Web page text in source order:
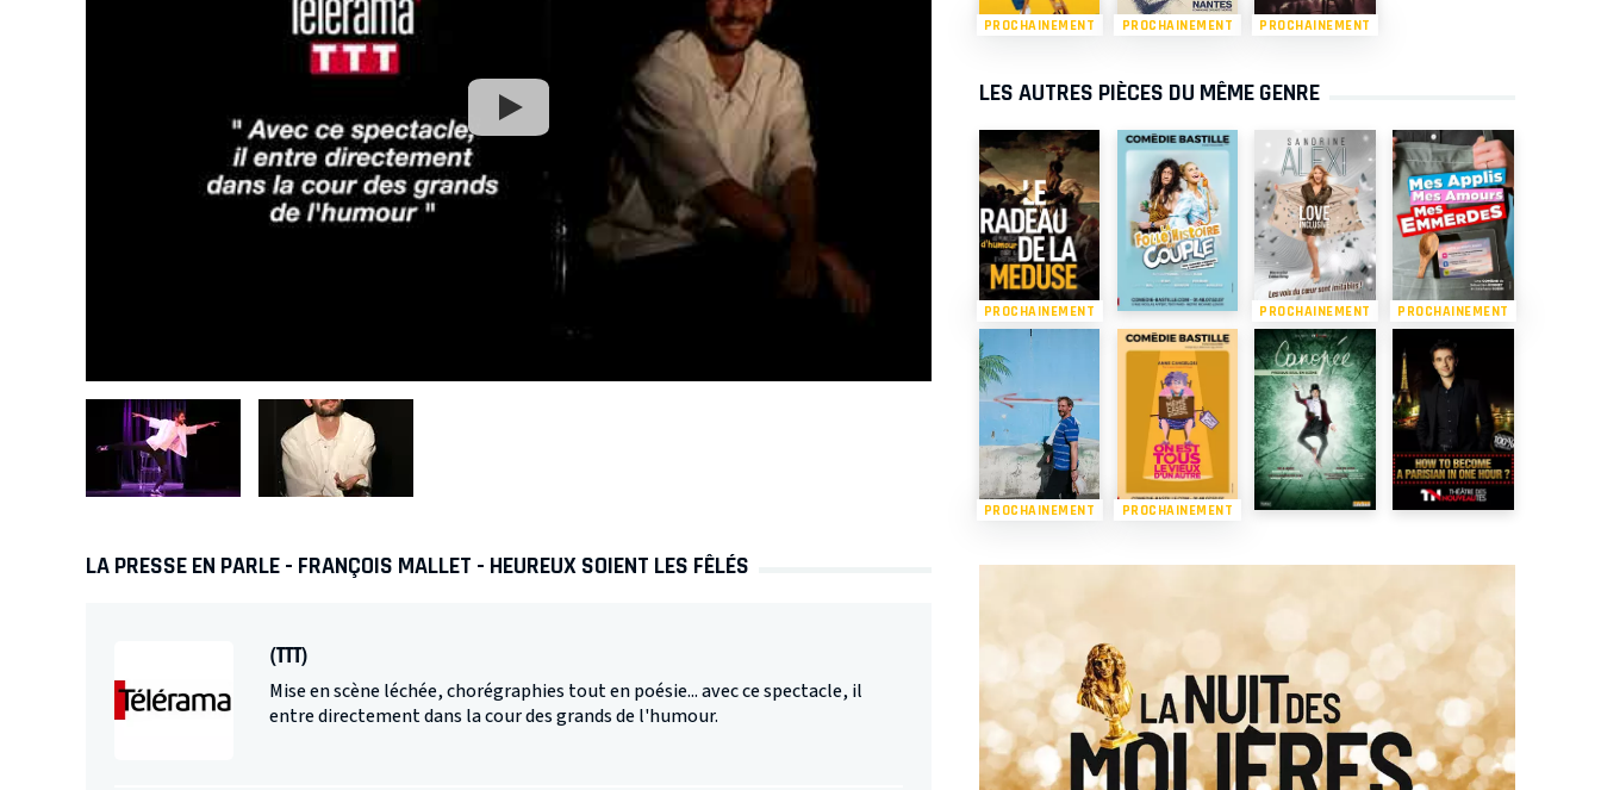
Le 04/12/26 à 21:00
RÉSERVER
Château Descas
- 33800 BORDEAUX
Le 09/04/27 à 20:30
LA PRESSE EN PARLE - FRANÇOIS MALLET - HEUREUX SOIENT LES FÊLÉS
(TTT)
Mise en scène léchée, chorégraphies tout en poésie... avec ce spectacle, il
entre directement dans la cour des grands de l'humour.
PROCHAINEMENT PROCHAINEMENT PROCHAINEMENT
LES AUTRES PIÈCES DU MÊME GENRE
PROCHAINEMENT PROCHAINEMENT PROCHAINEMENT
PROCHAINEMENT PROCHAINEMENT